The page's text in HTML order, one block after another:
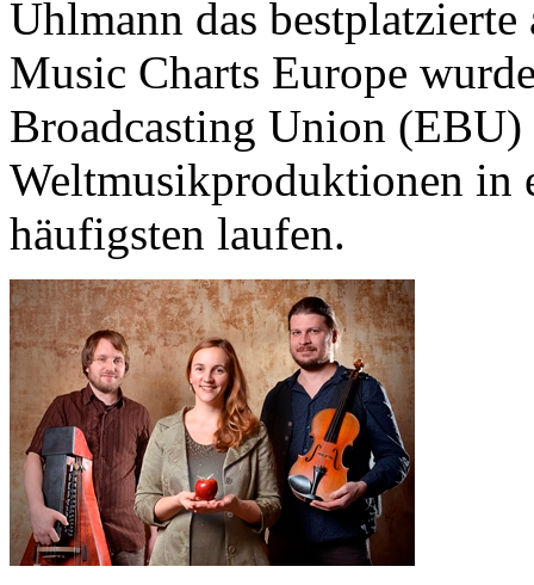
Uhlmann das
Music Charts Europe
Broadcasting Union
Weltmusikproduktionen in
häufigsten laufen.